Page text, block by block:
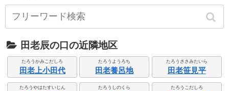
田老辰の口の近隣地区
たろうかみこだしろ
田老上小田代
たろうようろち
田老養呂地
たろうささみたいら
田老笹見平
たろうやはたすいじん たろうしのくら たろうこだしろ